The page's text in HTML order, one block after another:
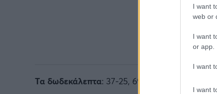
I want
web or
I want
or app.
I want
I want
Τα δωδεκάλεπτα: 37-25, 69-53, 106-94, 131-136